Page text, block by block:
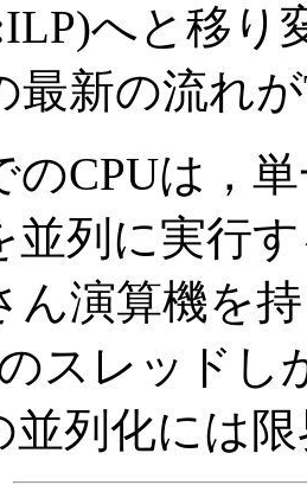
へと移
最新の流れ
CPUは，
並列に実行
ん演算機を
スレッドし
並列化には